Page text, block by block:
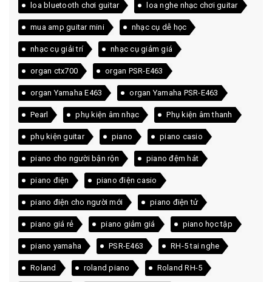
loa bluetooth chơi guitar loa nghe nhạc chơi guitar
mua amp guitar mini nhạc cụ dễ học
nhạc cụ giải trí nhạc cụ giảm giá
organ ctx700 organ PSR-E463
organ Yamaha E463 organ Yamaha PSR-E463
Pearl phụ kiện âm nhạc Phụ kiện âm thanh
phụ kiện guitar piano piano casio
piano cho người bận rộn piano đệm hát
piano điện piano điện casio
piano điện cho người mới piano điện tử
piano giá rẻ piano giảm giá piano học tập
piano yamaha PSR-E463 RH-5 tai nghe
Roland roland piano Roland RH-5